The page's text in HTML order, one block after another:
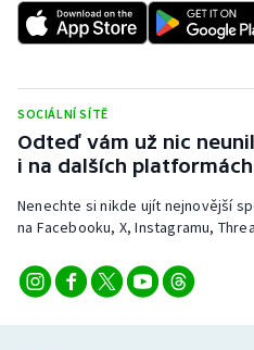
SOCIÁLNÍ SÍTĚ
Odteď vám už nic
i na dalších
Nenechte si nikde ujít nejnovější
na Facebooku, X, Instagramu,